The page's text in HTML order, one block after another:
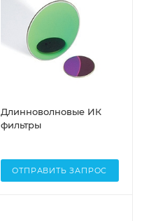
Длинноволновые ИК
фильтры
ОТПРАВИТЬ ЗАПРОС